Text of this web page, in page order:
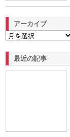
アーカイブ
最近の記事